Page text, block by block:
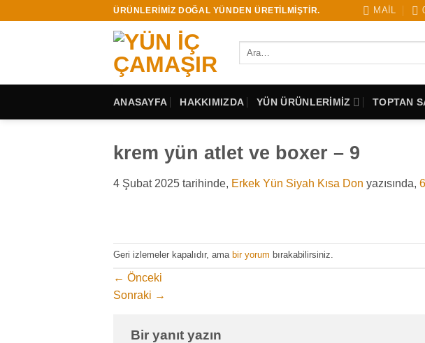
ÜRÜNLERİMİZ DOĞAL YÜNDEN ÜRETİLMİŞTİR. MAİL
Ara:
ANASAYFA HAKKIMIZDA YÜN ÜRÜNLERİMİZ TOPTAN
krem yün atlet ve boxer – 9
4 Şubat 2025 tarihinde, Erkek Yün Siyah Kısa Don yazısında,
Geri izlemeler kapalıdır, ama bir yorum bırakabilirsiniz.
← Önceki
Sonraki →
Bir yanıt yazın